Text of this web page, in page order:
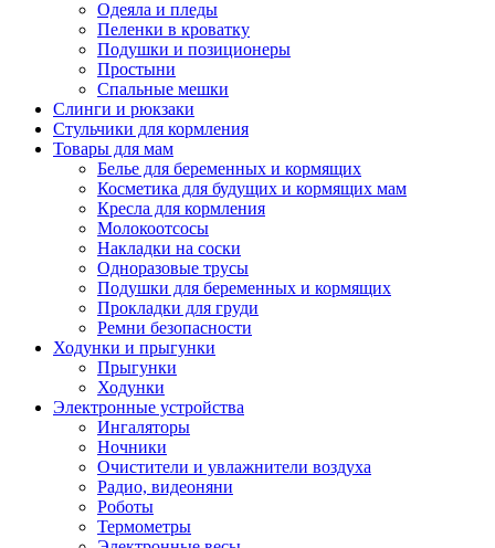
Одеяла и пледы
Пеленки в кроватку
Подушки и позиционеры
Простыни
Спальные мешки
Слинги и рюкзаки
Стульчики для кормления
Товары для мам
Белье для беременных и кормящих
Косметика для будущих и кормящих мам
Кресла для кормления
Молокоотсосы
Накладки на соски
Одноразовые трусы
Подушки для беременных и кормящих
Прокладки для груди
Ремни безопасности
Ходунки и прыгунки
Прыгунки
Ходунки
Электронные устройства
Ингаляторы
Ночники
Очистители и увлажнители воздуха
Радио, видеоняни
Роботы
Термометры